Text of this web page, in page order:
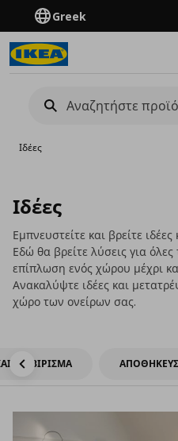
Greek
Ιδέες
Ιδέες
Εμπνευστείτε και βρείτε
Εδώ θα βρείτε λύσεις για
επίπλωση ενός χώρου μέχρι
Ανακαλύψτε ιδέες και
χώρο των ονείρων σας.
ΣΕΡΒΙΡΙΣΜΑ